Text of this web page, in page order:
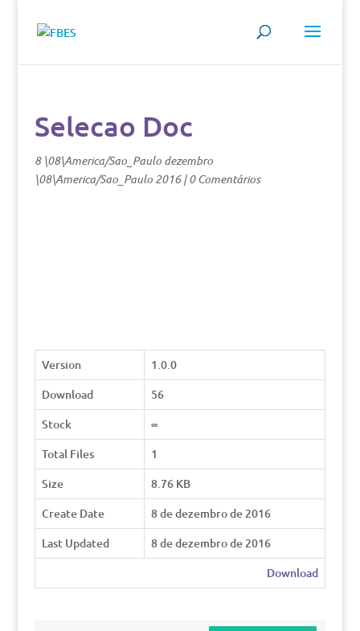
Selecao Doc
8 \08\America/Sao_Paulo dezembro
\08\America/Sao_Paulo 2016|0 Comentários
Version
1.0.0
Download
56
Stock
∞
Total Files
1
Size
8.76 KB
Create Date
8 de dezembro de 2016
Last Updated
8 de dezembro de 2016
Download